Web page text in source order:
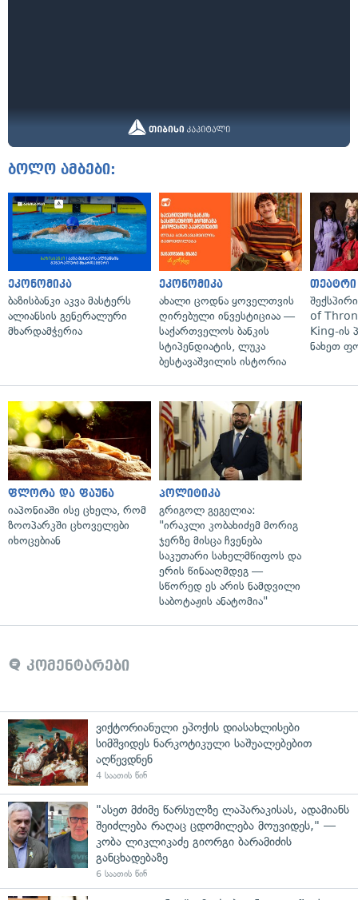
ბოლო ამბები:
ეკონომიკა
ბაზისბანკი აკვა მასტერს
ალიანსის გენერალური
მხარდამჭერია
ეკონომიკა
ახალი ცოდნა ყოველთვის
ღირებული ინვესტიციაა —
საქართველოს ბანკის
სტიპენდიატის, ლუკა
ბესტავაშვილის ისტორია
თეატრი
of
King-ის
ნახეთ
ფლორა და ფაუნა
იაპონიაში ისე ცხელა, რომ
ზოოპარკში ცხოველები
იხოცებიან
პოლიტიკა
გრიგოლ გეგელია:
"ირაკლი კობახიძემ მორიგ
ჯერზე მისცა ჩვენება
საკუთარი სახელმწიფოს და
ერის წინააღმდეგ —
სწორედ ეს არის ნამდვილი
საბოტაჟის ანატომია"
კომენტარები
ვიქტორიანული ეპოქის დიასახლისები
სიმშვიდეს ნარკოტიკული საშუალებებით
აღწევდნენ
4 საათის წინ
"ასეთ მძიმე წარსულზე ლაპარაკისას, ადამიანს
შეიძლება რაღაც ცდომილება მოუვიდეს," —
კობა ლიკლიკაძე გიორგი ბარამიძის
განცხადებაზე
6 საათის წინ